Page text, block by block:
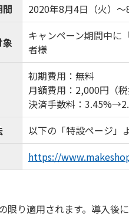
間
2020年8月4日（火）
象
キャンペーン期間中に
者様
初期費用：無料
月額費用：2,000円（税
決済手数料：
以下の「特設ページ」
https://
限り適用されます。導入後